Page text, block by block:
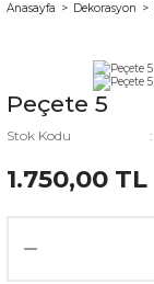
Anasayfa Dekorasyon
Peçete 5
Stok Kodu
1.750,00 TL